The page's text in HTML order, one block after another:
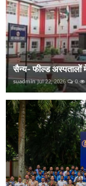
सैन्य- फील्ड अस्पतालों
suadmin Jul 22, 2026 0